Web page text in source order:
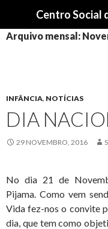
PARA
Arquivo mensal:
INFÂNCIA, NOTÍCIAS
DIA
29 NOVEMBRO, 2016
No dia 21 de
Pijama. Como vem
Vida fez-nos o convite
dia, que tem como